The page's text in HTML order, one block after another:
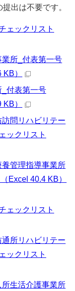
出は不要です。
ェックリスト
所_付表第一号
）
付表第一号
）
問リハビリテー
ックリスト
管理指導事業所
Excel 40.4 KB）
ェックリスト
所リハビリテー
ックリスト
生活介護事業所